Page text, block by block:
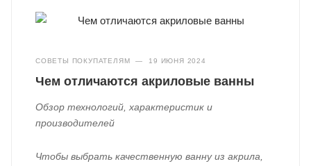
СОВЕТЫ ПОКУПАТЕЛЯМ — 19 ИЮНЯ 2024
Чем отличаются акриловые ванны
Обзор технологий, характеристик и
производителей
Чтобы выбрать качественную ванну из акрила,